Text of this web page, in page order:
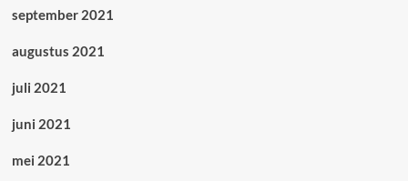
september 2021
augustus 2021
juli 2021
juni 2021
mei 2021